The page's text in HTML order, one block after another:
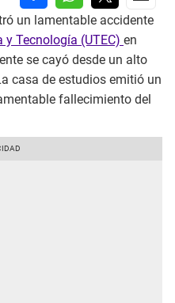
un lamentable accidente
y Tecnología (UTEC) en
se cayó desde un alto
casa de estudios emitió un
fallecimiento del